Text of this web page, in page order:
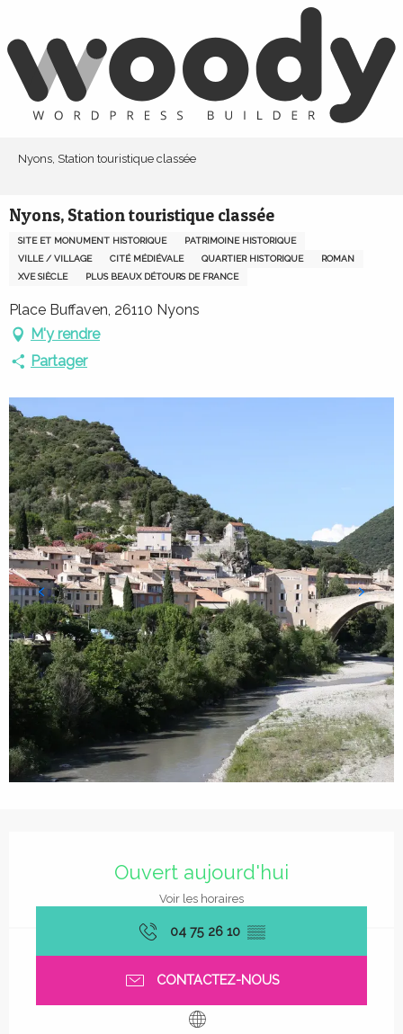
contenu
principal
Nyons, Station touristique classée
Nyons, Station touristique classée
SITE ET MONUMENT HISTORIQUE
PATRIMOINE HISTORIQUE
VILLE / VILLAGE
CITÉ MÉDIÉVALE QUARTIER HISTORIQUE
ROMAN
XVE SIÈCLE
PLUS BEAUX DÉTOURS DE FRANCE
Place Buffaven, 26110 Nyons
M'y rendre
Partager
Ouvert aujourd'hui
Voir les horaires
04 75 26 10 ▒▒
CONTACTEZ-NOUS